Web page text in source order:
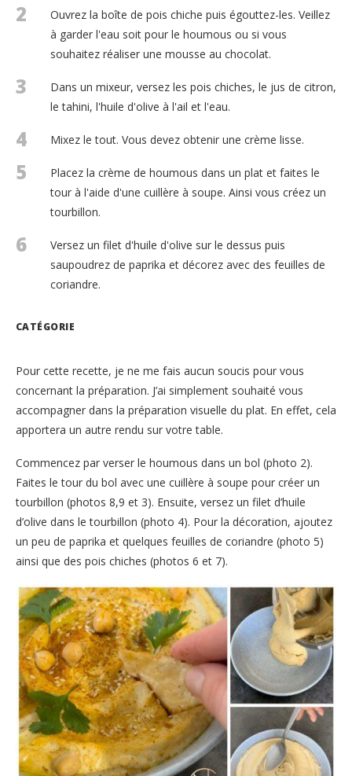
2
Ouvrez la boîte de pois chiche puis égouttez-les. Veillez
à garder l'eau soit pour le houmous ou si vous
souhaitez réaliser une mousse au chocolat.
3
Dans un mixeur, versez les pois chiches, le jus de citron,
le tahini, l'huile d'olive à l'ail et l'eau.
4 Mixez le tout. Vous devez obtenir une crème lisse.
5
Placez la crème de houmous dans un plat et faites le
tour à l'aide d'une cuillère à soupe. Ainsi vous créez un
tourbillon.
6
Versez un filet d'huile d'olive sur le dessus puis
saupoudrez de paprika et décorez avec des feuilles de
coriandre.
CATÉGORIE
Pour cette recette, je ne me fais aucun soucis pour vous
concernant la préparation. J’ai simplement souhaité vous
accompagner dans la préparation visuelle du plat. En effet, cela
apportera un autre rendu sur votre table.
Commencez par verser le houmous dans un bol (photo 2).
Faites le tour du bol avec une cuillère à soupe pour créer un
tourbillon (photos 8,9 et 3). Ensuite, versez un filet d’huile
d’olive dans le tourbillon (photo 4). Pour la décoration, ajoutez
un peu de paprika et quelques feuilles de coriandre (photo 5)
ainsi que des pois chiches (photos 6 et 7).